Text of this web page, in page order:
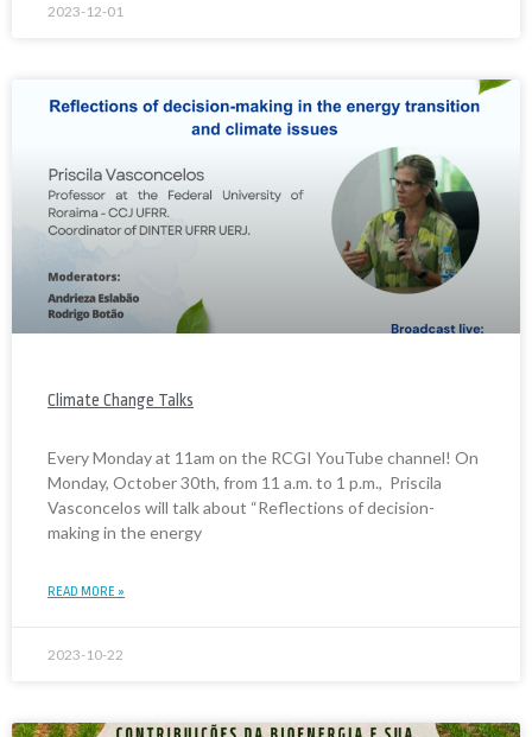
2023-12-01
Climate Change Talks
Every Monday at 11am on the RCGI YouTube channel! On
Monday, October 30th, from 11 a.m. to 1 p.m., Priscila
Vasconcelos will talk about “Reflections of decision-
making in the energy
READ MORE »
2023-10-22